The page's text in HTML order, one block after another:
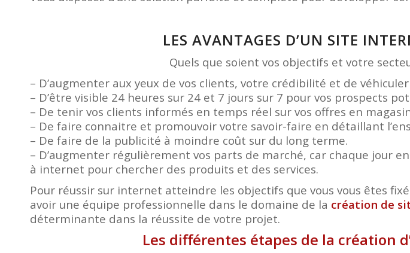
LES AVANTAGES D’UN SITE
Quels que soient vos objectifs et votre
– D’augmenter aux yeux de vos clients, votre crédibilité et de
– D’être visible 24 heures sur 24 et 7 jours sur 7 pour vos prospects
– De tenir vos clients informés en temps réel sur vos offres en
– De faire connaitre et promouvoir votre savoir-faire en détaillant
– De faire de la publicité à moindre coût sur du long terme.
– D’augmenter régulièrement vos parts de marché, car chaque jour
à internet pour chercher des produits et des services.
Pour réussir sur internet atteindre les objectifs que vous vous êtes
avoir une équipe professionnelle dans le domaine de la création de
déterminante dans la réussite de votre projet.
Les différentes étapes de la création